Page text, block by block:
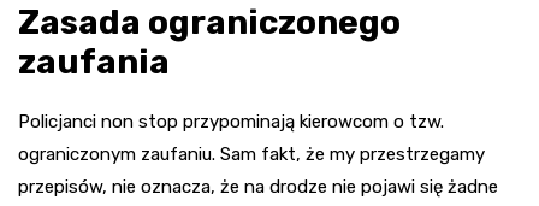
Zasada ograniczonego
zaufania
Policjanci non stop przypominają kierowcom o tzw.
ograniczonym zaufaniu. Sam fakt, że my przestrzegamy
przepisów, nie oznacza, że na drodze nie pojawi się żadne